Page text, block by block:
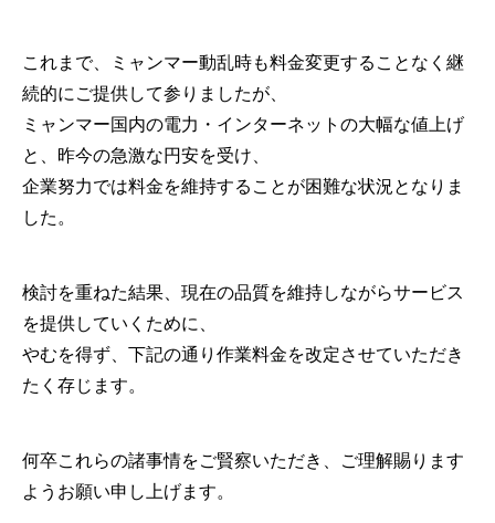
これまで、ミャンマー動乱時も料金変更することなく継
続的にご提供して参りましたが、
ミャンマー国内の電力・インターネットの大幅な値上げ
と、昨今の急激な円安を受け、
企業努力では料金を維持することが困難な状況となりま
した。
検討を重ねた結果、現在の品質を維持しながらサービス
を提供していくために、
やむを得ず、下記の通り作業料金を改定させていただき
たく存じます。
何卒これらの諸事情をご賢察いただき、ご理解賜ります
ようお願い申し上げます。